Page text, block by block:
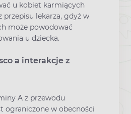
u kobiet karmiących
przepisu lekarza, gdyż w
może powodować
u dziecka.
a interakcje z
A z przewodu
ograniczone w obecności